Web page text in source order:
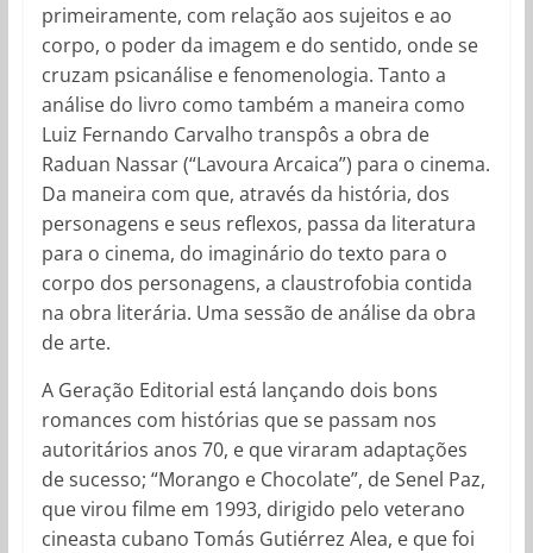
primeiramente, com relação aos sujeitos e ao
corpo, o poder da imagem e do sentido, onde se
cruzam psicanálise e fenomenologia. Tanto a
análise do livro como também a maneira como
Luiz Fernando Carvalho transpôs a obra de
Raduan Nassar (“Lavoura Arcaica”) para o cinema.
Da maneira com que, através da história, dos
personagens e seus reflexos, passa da literatura
para o cinema, do imaginário do texto para o
corpo dos personagens, a claustrofobia contida
na obra literária. Uma sessão de análise da obra
de arte.
A Geração Editorial está lançando dois bons
romances com histórias que se passam nos
autoritários anos 70, e que viraram adaptações
de sucesso; “Morango e Chocolate”, de Senel Paz,
que virou filme em 1993, dirigido pelo veterano
cineasta cubano Tomás Gutiérrez Alea, e que foi